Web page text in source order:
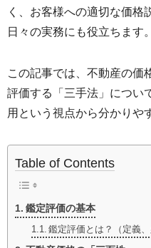
く、お客様への適切な価格
日々の実務にも役立ちます。
この記事では、不動産の価
評価する「三手法」につい
用という視点から分かりや
Table of Contents
鑑定評価の基本
鑑定評価とは？（定義、